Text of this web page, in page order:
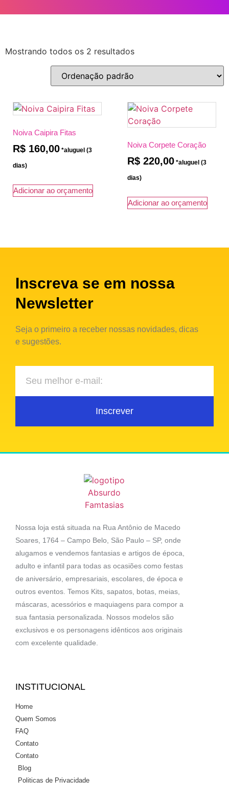
Mostrando todos os 2 resultados
Noiva Caipira Fitas
R$ 160,00
Adicionar ao orçamento
Noiva Corpete Coração
R$ 220,00
Adicionar ao orçamento
Inscreva se em nossa
Newsletter
Seja o primeiro a receber nossas novidades, dicas
e sugestões.
Inscrever
Nossa loja está situada na Rua Antônio de Macedo
Soares, 1764 – Campo Belo, São Paulo – SP, onde
alugamos e vendemos fantasias e artigos de época,
adulto e infantil para todas as ocasiões como festas
de aniversário, empresariais, escolares, de época e
outros eventos. Temos Kits, sapatos, botas, meias,
máscaras, acessórios e maquiagens para compor a
sua fantasia personalizada. Nossos modelos são
exclusivos e os personagens idênticos aos originais
com excelente qualidade.
INSTITUCIONAL
Home
Quem Somos
FAQ
Contato
Contato
Blog
Politicas de Privacidade